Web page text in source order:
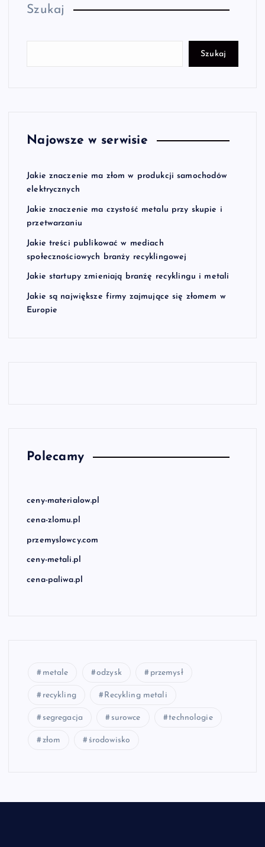
r
c
n
i
e
ó
Szukaj
Szukaj
Najowsze w serwisie
Jakie znaczenie ma złom w produkcji samochodów
elektrycznych
Jakie znaczenie ma czystość metalu przy skupie i
przetwarzaniu
Jakie treści publikować w mediach
społecznościowych branży recyklingowej
Jakie startupy zmieniają branżę recyklingu i metali
Jakie są największe firmy zajmujące się złomem w
Europie
Polecamy
ceny-materialow.pl
cena-zlomu.pl
przemyslowcy.com
ceny-metali.pl
cena-paliwa.pl
metale odzysk przemysł
recykling Recykling metali
segregacja surowce technologie
złom środowisko